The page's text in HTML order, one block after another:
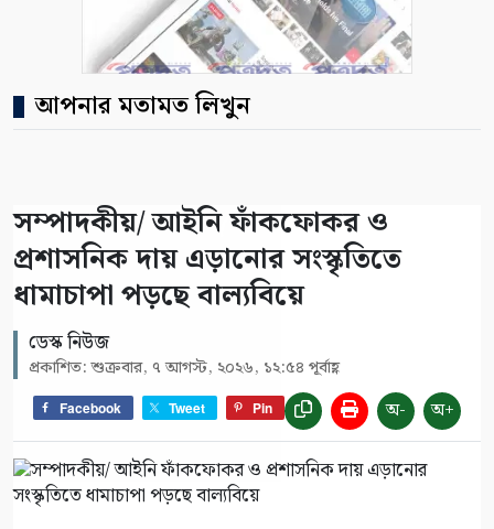
আপনার মতামত লিখুন
সম্পাদকীয়/ আইনি ফাঁকফোকর ও
প্রশাসনিক দায় এড়ানোর সংস্কৃতিতে
ধামাচাপা পড়ছে বাল্যবিয়ে
ডেস্ক নিউজ
প্রকাশিত: শুক্রবার, ৭ আগস্ট, ২০২৬, ১২:৫৪ পূর্বাহ্ণ
Facebook Tweet Pin অ- অ+